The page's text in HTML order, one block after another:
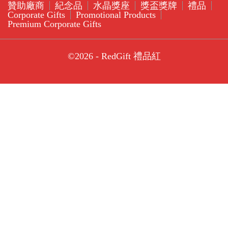
贊助廠商 紀念品 水晶獎座 獎盃獎牌
禮品
Corporate Gifts
Promotional Products
Premium Corporate Gifts
©2026 - RedGift 禮品紅